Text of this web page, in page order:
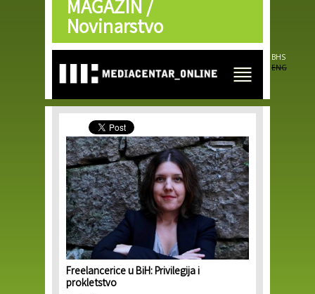
Skip to
main
content
MAGAZIN /
Novinarstvo
BHS
ENG
Freelancerice u BiH: Privilegija i
prokletstvo